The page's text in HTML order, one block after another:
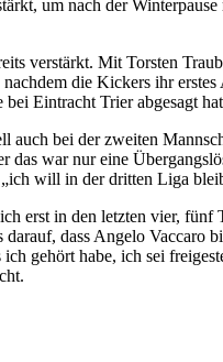
um nach der
verstärkt. Mit Torsten
die Kickers ihr erstes
Eintracht Trier abgesagt
bei der zweiten
war nur eine
will in der dritten Liga
erst in den letzten vier, fünf
dass Angelo Vaccaro
gehört habe, ich sei